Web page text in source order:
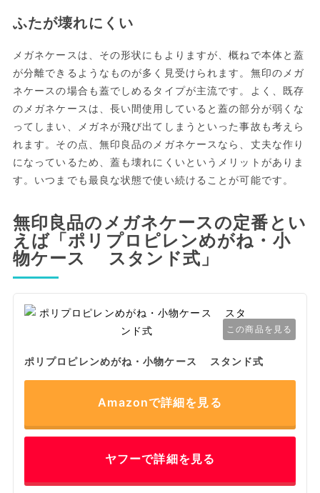
ふたが壊れにくい
メガネケースは、その形状にもよりますが、概ねで本体と蓋
が分離できるようなものが多く見受けられます。無印のメガ
ネケースの場合も蓋でしめるタイプが主流です。よく、既存
のメガネケースは、長い間使用していると蓋の部分が弱くな
ってしまい、メガネが飛び出てしまうといった事故も考えら
れます。その点、無印良品のメガネケースなら、丈夫な作り
になっているため、蓋も壊れにくいというメリットがありま
す。いつまでも最良な状態で使い続けることが可能です。
無印良品のメガネケースの定番とい
えば「ポリプロピレンめがね・小
物ケース スタンド式」
この商品を見る
ポリプロピレンめがね・小物ケース スタンド式
Amazonで詳細を見る
ヤフーで詳細を見る